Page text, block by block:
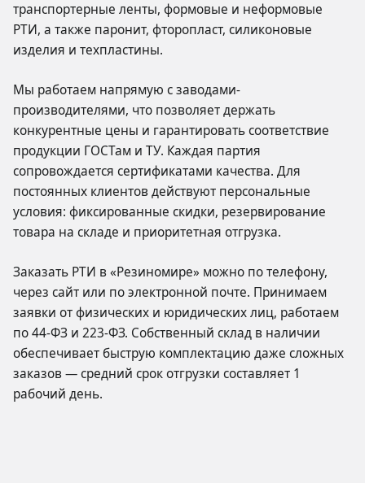
транспортерные ленты, формовые и неформовые
РТИ, а также паронит, фторопласт, силиконовые
изделия и техпластины.
Мы работаем напрямую с заводами-
производителями, что позволяет держать
конкурентные цены и гарантировать соответствие
продукции ГОСТам и ТУ. Каждая партия
сопровождается сертификатами качества. Для
постоянных клиентов действуют персональные
условия: фиксированные скидки, резервирование
товара на складе и приоритетная отгрузка.
Заказать РТИ в «Резиномире» можно по телефону,
через сайт или по электронной почте. Принимаем
заявки от физических и юридических лиц, работаем
по 44-ФЗ и 223-ФЗ. Собственный склад в наличии
обеспечивает быструю комплектацию даже сложных
заказов — средний срок отгрузки составляет 1
рабочий день.